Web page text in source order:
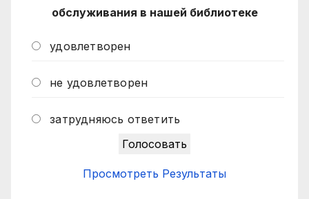
обслуживания в нашей библиотеке
удовлетворен
не удовлетворен
затрудняюсь ответить
Просмотреть Результаты